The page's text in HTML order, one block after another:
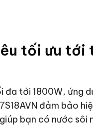
tối ưu tới
tới 1800W, ứng
đảm bảo
bạn có nước sôi